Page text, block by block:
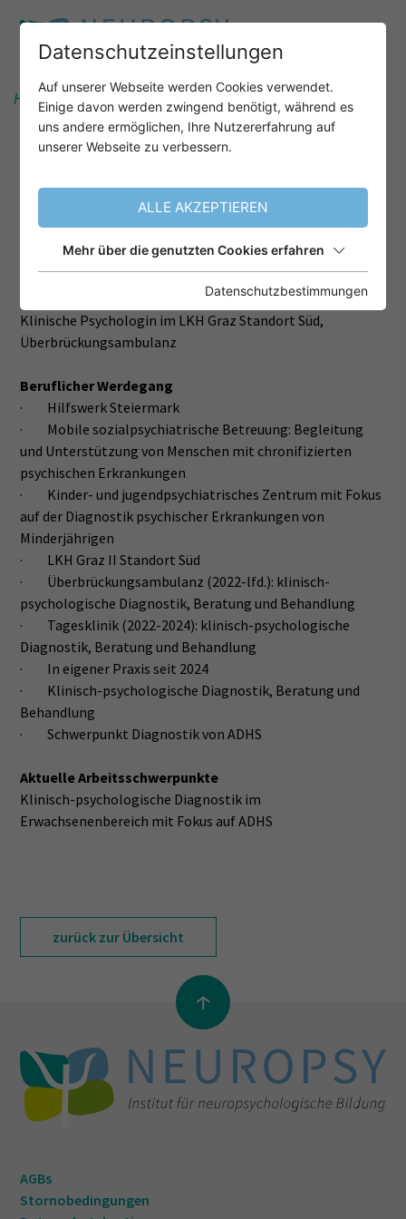
Home Informationen Referenten
Jasmin Donner MSc.
JASMIN DONNER, MSC.
Klinische Psychologin
Funktion, Position, Institution, Ort der Institution
Klinische Psychologin im LKH Graz Standort Süd,
Überbrückungsambulanz
Beruflicher Werdegang
· Hilfswerk Steiermark
· Mobile sozialpsychiatrische Betreuung: Begleitung
und Unterstützung von Menschen mit chronifizierten
psychischen Erkrankungen
· Kinder- und jugendpsychiatrisches Zentrum mit Fokus
auf der Diagnostik psychischer Erkrankungen von
Minderjährigen
· LKH Graz II Standort Süd
· Überbrückungsambulanz (2022-lfd.): klinisch-
psychologische Diagnostik, Beratung und Behandlung
· Tagesklinik (2022-2024): klinisch-psychologische
Diagnostik, Beratung und Behandlung
· In eigener Praxis seit 2024
· Klinisch-psychologische Diagnostik, Beratung und
Behandlung
· Schwerpunkt Diagnostik von ADHS
Aktuelle Arbeitsschwerpunkte
Klinisch-psychologische Diagnostik im
Erwachsenenbereich mit Fokus auf ADHS
zurück zur Übersicht
AGBs
Stornobedingungen
Datenschutzeinstellungen
Auf unserer Webseite werden Cookies verwendet.
Einige davon werden zwingend benötigt, während es
uns andere ermöglichen, Ihre Nutzererfahrung auf
unserer Webseite zu verbessern.
ALLE AKZEPTIEREN
Mehr über die genutzten Cookies erfahren
Datenschutzbestimmungen